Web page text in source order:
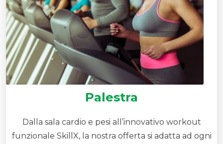
Palestra
Dalla sala cardio e pesi all’innovativo workout
funzionale SkillX, la nostra offerta si adatta ad ogni